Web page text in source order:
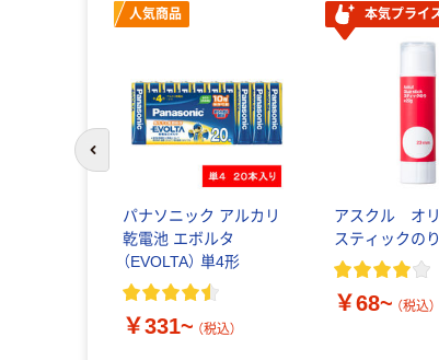
人気商品
パナソニック アルカリ
乾電池 エボルタ
（EVOLTA） 単4形
￥331~ （税込）
本気プライ
アスクル オ
スティックのり
￥68~ （税込）
前のスライドへ